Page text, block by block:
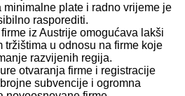
minimalne plate i radno vrijeme je
rasporediti.
iz Austrije omogućava lakši
tržištima u odnosu na firme koje
razvijenih regija.
otvaranja firme i registracije
subvencije i ogromna